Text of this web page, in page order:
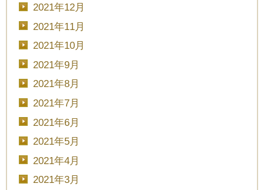
2021年12月
2021年11月
2021年10月
2021年9月
2021年8月
2021年7月
2021年6月
2021年5月
2021年4月
2021年3月